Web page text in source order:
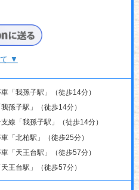
▼
「我孫子駅」（徒歩14分）
孫子駅」（徒歩14分）
線「我孫子駅」（徒歩14分）
「北柏駅」（徒歩25分）
「天王台駅」（徒歩57分）
王台駅」（徒歩57分）